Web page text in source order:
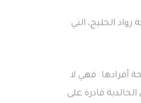
الخليج، التي
أفرادها. فهي لا
قادرة على